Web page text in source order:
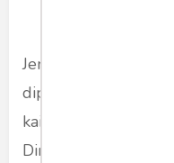
Jenis kain corduroy
dipelintir serta
kain Corduroy ini
Dimana jika dilihat